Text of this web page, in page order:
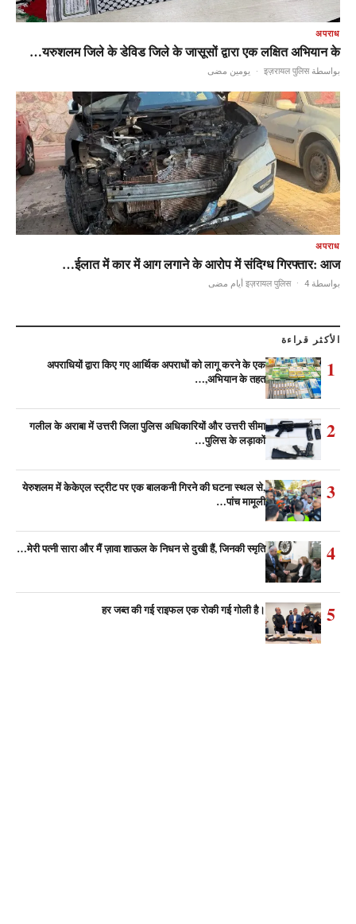
अपराध
यरुशलम जिले के डेविड जिले के जासूसों द्वारा एक लक्षित अभियान के…
بواسطة इज़रायल पुलिस · يومين مضى
अपराध
ईलात में कार में आग लगाने के आरोप में संदिग्ध गिरफ्तार: आज…
بواسطة इज़रायल पुलिस · 4 أيام مضى
الأكثر قراءة
1
अपराधियों द्वारा किए गए आर्थिक अपराधों को लागू करने के एक
अभियान के तहत,…
2
गलील के अराबा में उत्तरी जिला पुलिस अधिकारियों और उत्तरी सीमा
पुलिस के लड़ाकों…
3
येरुशलम में केकेएल स्ट्रीट पर एक बालकनी गिरने की घटना स्थल से,
पांच मामूली…
4
मेरी पत्नी सारा और मैं ज़ावा शाऊल के निधन से दुखी हैं, जिनकी स्मृति…
5
हर जब्त की गई राइफल एक रोकी गई गोली है।